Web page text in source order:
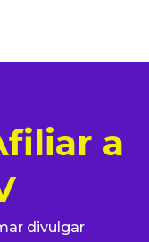
a
divulgar